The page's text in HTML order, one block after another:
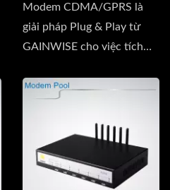
Modem CDMA/GPRS là
giải pháp Plug & Play từ
GAINWISE cho việc tích